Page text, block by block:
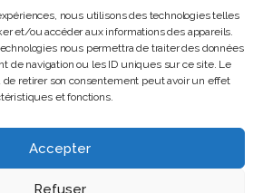
nous utilisons des technologies telles
et/ou accéder aux informations des appareils.
nous permettra de traiter des données
de navigation ou les ID uniques sur ce site. Le
de retirer son consentement peut avoir un effet
et fonctions.
Accepter
Refuser
Paris France